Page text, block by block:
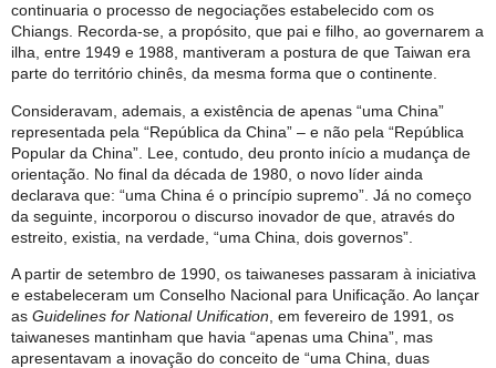
continuaria o processo de negociações estabelecido com os
Chiangs. Recorda-se, a propósito, que pai e filho, ao governarem a
ilha, entre 1949 e 1988, mantiveram a postura de que Taiwan era
parte do território chinês, da mesma forma que o continente.
Consideravam, ademais, a existência de apenas “uma China”
representada pela “República da China” – e não pela “República
Popular da China”. Lee, contudo, deu pronto início a mudança de
orientação. No final da década de 1980, o novo líder ainda
declarava que: “uma China é o princípio supremo”. Já no começo
da seguinte, incorporou o discurso inovador de que, através do
estreito, existia, na verdade, “uma China, dois governos”.
A partir de setembro de 1990, os taiwaneses passaram à iniciativa
e estabeleceram um Conselho Nacional para Unificação. Ao lançar
as Guidelines for National Unification , em fevereiro de 1991, os
taiwaneses mantinham que havia “apenas uma China”, mas
apresentavam a inovação do conceito de “uma China, duas